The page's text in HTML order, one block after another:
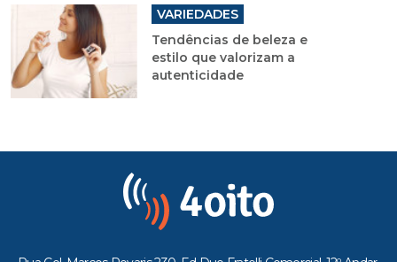
VARIEDADES
Tendências de beleza e
estilo que valorizam a
autenticidade